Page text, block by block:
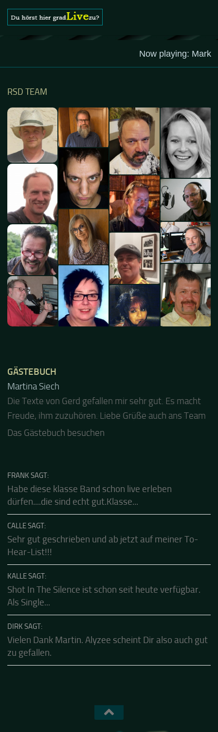
RSD TEAM
GÄSTEBUCH
Jacel
Guten Abend und auch von uns nochmals besten
Dank für die tolle Mucke zur Party! Der aktuelle Live
FRANK SAGT:
Habe diese klasse Band schon live erleben
dürfen....die sind echt gut.Klasse...
CALLE SAGT:
Sehr gut geschrieben und ab jetzt auf meiner To-
Hear-List!!!
KALLE SAGT:
Shot In The Silence ist schon seit heute verfügbar.
Als Single...
DIRK SAGT:
Vielen Dank Martin. Alyzee scheint Dir also auch gut